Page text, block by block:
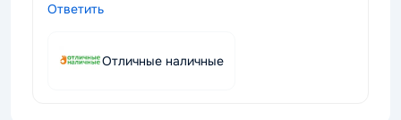
Ответить
Отличные наличные